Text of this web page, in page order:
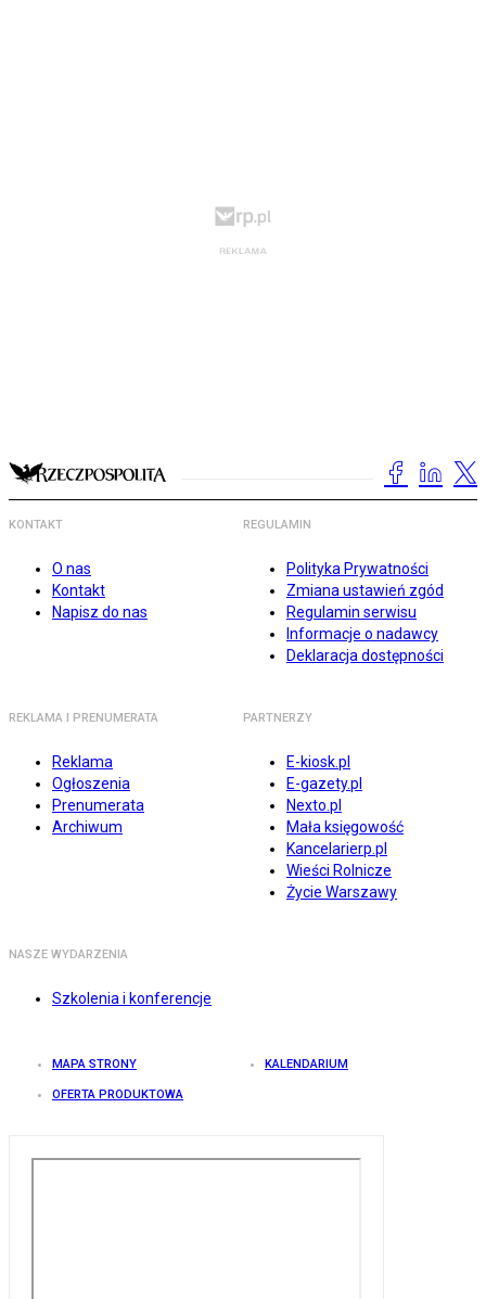
KONTAKT
O nas
Kontakt
Napisz do nas
REGULAMIN
Polityka Prywatności
Zmiana ustawień zgód
Regulamin serwisu
Informacje o nadawcy
Deklaracja dostępności
REKLAMA I PRENUMERATA
Reklama
Ogłoszenia
Prenumerata
Archiwum
PARTNERZY
E-kiosk.pl
E-gazety.pl
Nexto.pl
Mała księgowość
Kancelarierp.pl
Wieści Rolnicze
Życie Warszawy
NASZE WYDARZENIA
Szkolenia i konferencje
MAPA STRONY KALENDARIUM
OFERTA PRODUKTOWA